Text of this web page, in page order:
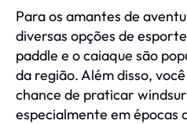
Para os amantes de
diversas opções de
paddle e o caiaque são
da região. Além disso,
chance de praticar
especialmente em épocas